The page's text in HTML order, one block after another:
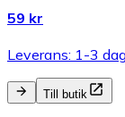
59 kr
Leverans: 1-3
Till butik